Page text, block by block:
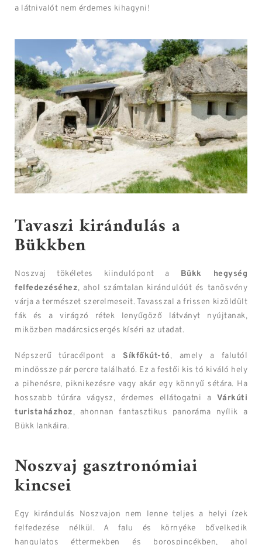
a látnivalót nem érdemes kihagyni!
Tavaszi kirándulás a
Bükkben
Noszvaj tökéletes kiindulópont a Bükk hegység
felfedezéséhez, ahol számtalan kirándulóút és tanösvény
várja a természet szerelmeseit. Tavasszal a frissen kizöldült
fák és a virágzó rétek lenyűgöző látványt nyújtanak,
miközben madárcsicsergés kíséri az utadat.
Népszerű túracélpont a Síkfőkút-tó, amely a falutól
mindössze pár percre található. Ez a festői kis tó kiváló hely
a pihenésre, piknikezésre vagy akár egy könnyű sétára. Ha
hosszabb túrára vágysz, érdemes ellátogatni a Várkúti
turistaházhoz, ahonnan fantasztikus panoráma nyílik a
Bükk lankáira.
Noszvaj gasztronómiai
kincsei
Egy kirándulás Noszvajon nem lenne teljes a helyi ízek
felfedezése nélkül. A falu és környéke bővelkedik
hangulatos éttermekben és borospincékben, ahol